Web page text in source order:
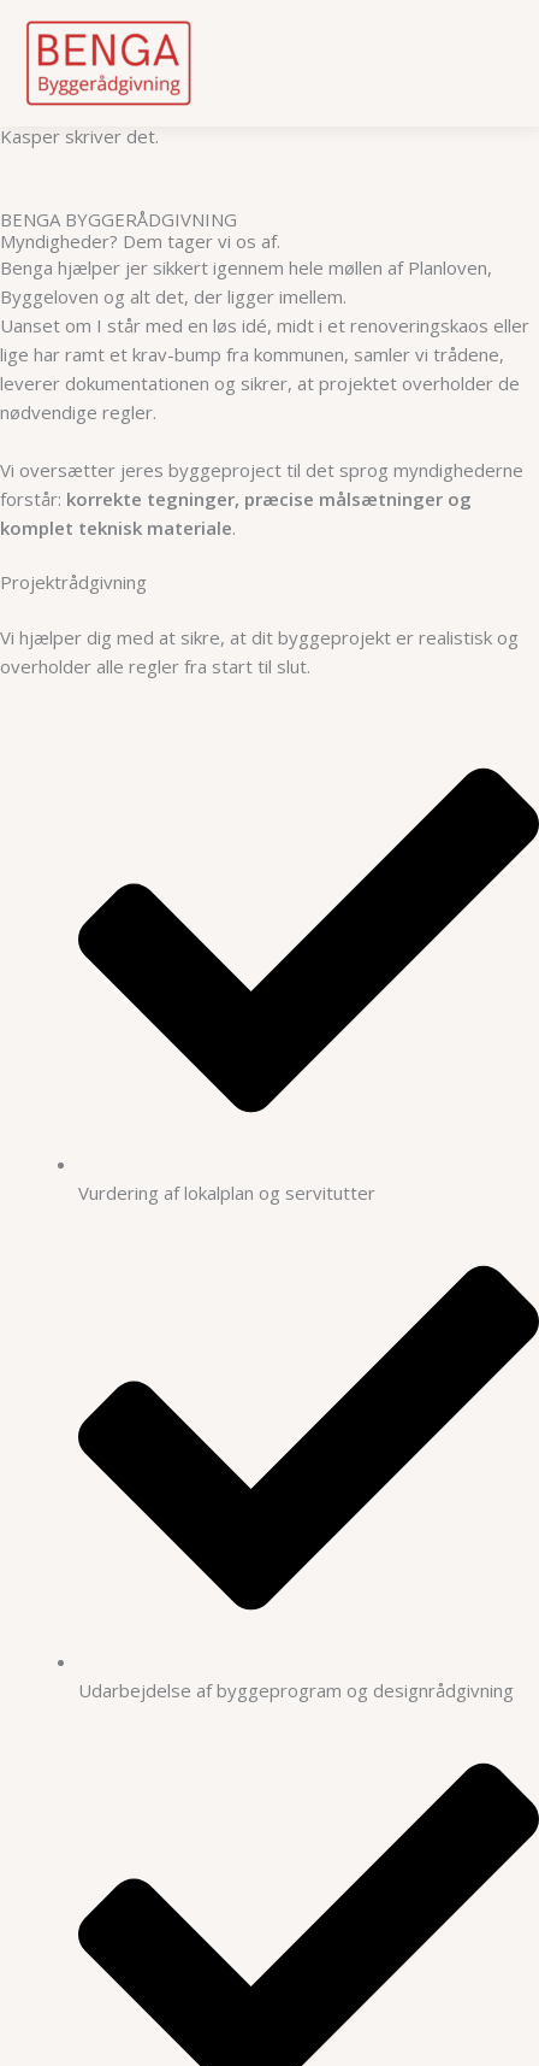
Skip
to
Myndigheder
Kasper skriver det.
BENGA BYGGERÅDGIVNING
Myndigheder? Dem tager vi os af.
Benga hjælper jer sikkert igennem hele møllen af Planloven,
Byggeloven og alt det, der ligger imellem.
Uanset om I står med en løs idé, midt i et renoveringskaos eller
lige har ramt et krav-bump fra kommunen, samler vi trådene,
leverer dokumentationen og sikrer, at projektet overholder de
nødvendige regler.
Vi oversætter jeres byggeproject til det sprog myndighederne
forstår: korrekte tegninger, præcise målsætninger og
komplet teknisk materiale.
Projektrådgivning
Vi hjælper dig med at sikre, at dit byggeprojekt er realistisk og
overholder alle regler fra start til slut.
Vurdering af lokalplan og servitutter
Udarbejdelse af byggeprogram og designrådgivning